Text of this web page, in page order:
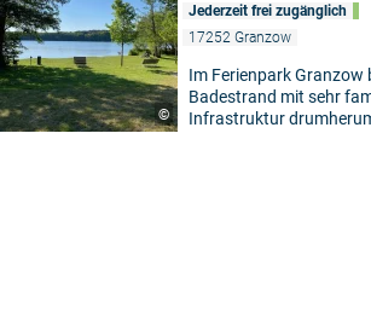
©
Jederzeit frei zugänglich
17252 Granzow
Im Ferienpark Granzow
Badestrand mit sehr
Infrastruktur